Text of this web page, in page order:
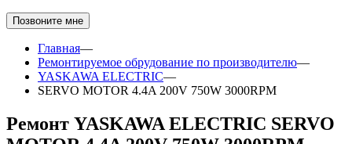
Позвоните мне
Главная—
Ремонтируемое обрудование по производителю—
YASKAWA ELECTRIC—
SERVO MOTOR 4.4A 200V 750W 3000RPM
Ремонт YASKAWA ELECTRIC SERVO